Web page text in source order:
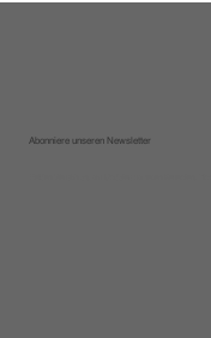
Abonniere unseren Newsletter